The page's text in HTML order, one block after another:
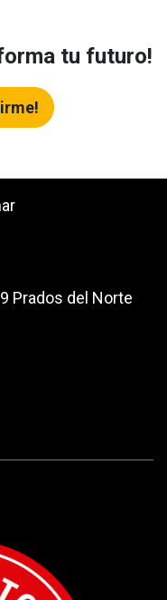
tu futuro!
Prados del Norte